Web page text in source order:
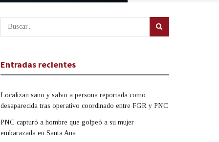
Entradas recientes
Localizan sano y salvo a persona reportada como
desaparecida tras operativo coordinado entre FGR y PNC
PNC capturó a hombre que golpeó a su mujer
embarazada en Santa Ana